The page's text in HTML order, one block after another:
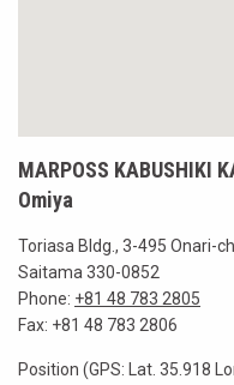
MARPOSS KABUSHIKI
Omiya
Toriasa Bldg., 3-495 Onari-
Saitama 330-0852
Phone: +81 48 783 2805
Fax: +81 48 783 2806
Position (GPS: Lat. 35.918